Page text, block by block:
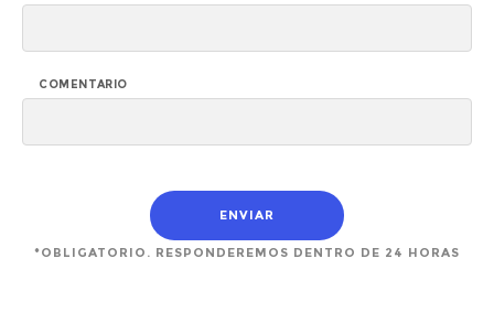
COMENTARIO
*OBLIGATORIO. RESPONDEREMOS DENTRO DE 24 HORAS